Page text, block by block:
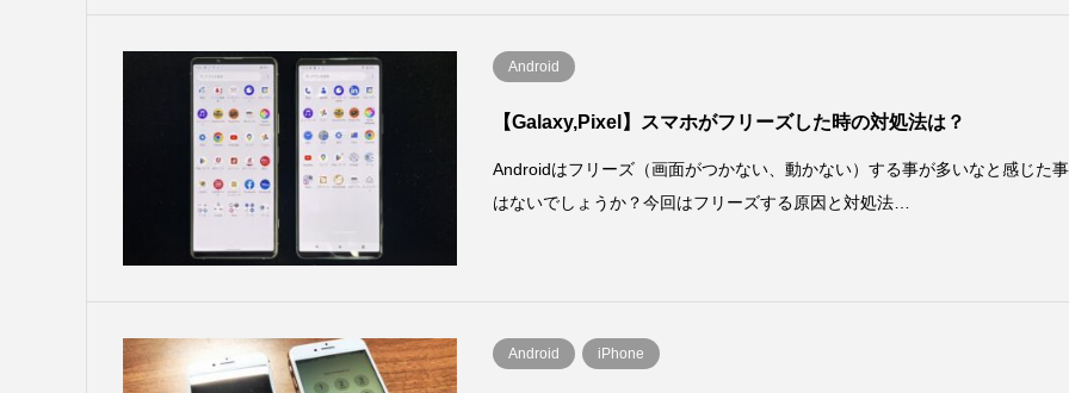
Android
【Galaxy,Pixel】スマホがフリーズした時の対処法は？
Androidはフリーズ（画面がつかない、動かない）する事が多いなと感じた事
はないでしょうか？今回はフリーズする原因と対処法…
Android iPhone